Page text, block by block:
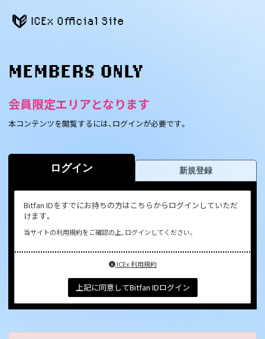
ICEx Official Site
MEMBERS ONLY
会員限定エリアとなります
本コンテンツを閲覧するには、ログインが必要です。
ログイン 新規登録
Bitfan IDをすでにお持ちの方はこちらからログインしていただ
けます。
当サイトの利用規約をご確認の上、ログインしてください。
ICEx 利用規約
上記に同意してBitfan IDログイン